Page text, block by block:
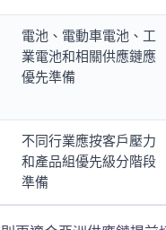
電池、電動車電池、工
業電池和相關供應鏈應
優先準備
不同行業應按客戶壓力
和產品組優先級分階段
準備